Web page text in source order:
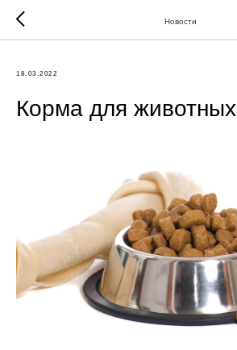
Новости
18.03.2022
Корма для животных